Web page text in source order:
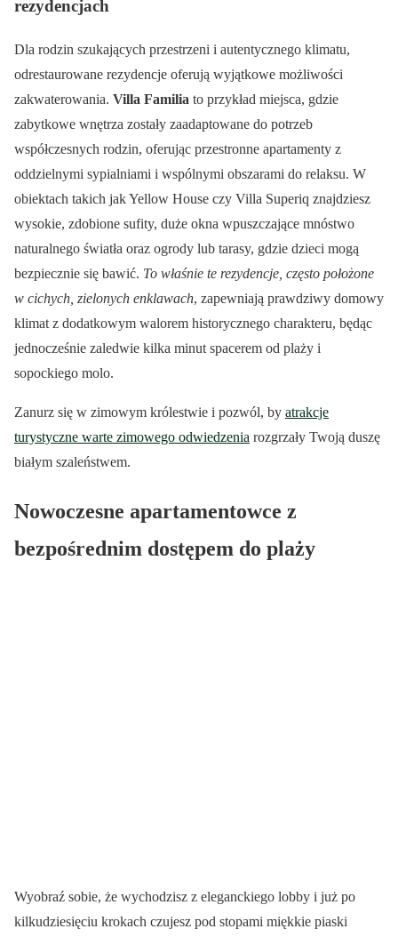
rezydencjach
Dla rodzin szukających przestrzeni i autentycznego klimatu,
odrestaurowane rezydencje oferują wyjątkowe możliwości
zakwaterowania. Villa Familia to przykład miejsca, gdzie
zabytkowe wnętrza zostały zaadaptowane do potrzeb
współczesnych rodzin, oferując przestronne apartamenty z
oddzielnymi sypialniami i wspólnymi obszarami do relaksu. W
obiektach takich jak Yellow House czy Villa Superiq znajdziesz
wysokie, zdobione sufity, duże okna wpuszczające mnóstwo
naturalnego światła oraz ogrody lub tarasy, gdzie dzieci mogą
bezpiecznie się bawić. To właśnie te rezydencje, często położone
w cichych, zielonych enklawach, zapewniają prawdziwy domowy
klimat z dodatkowym walorem historycznego charakteru, będąc
jednocześnie zaledwie kilka minut spacerem od plaży i
sopockiego molo.
Zanurz się w zimowym królestwie i pozwól, by atrakcje
turystyczne warte zimowego odwiedzenia rozgrzały Twoją duszę
białym szaleństwem.
Nowoczesne apartamentowce z
bezpośrednim dostępem do plaży
Wyobraź sobie, że wychodzisz z eleganckiego lobby i już po
kilkudziesięciu krokach czujesz pod stopami miękkie piaski